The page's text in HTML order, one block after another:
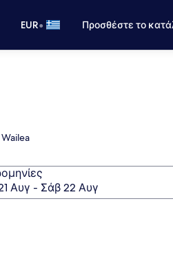
EUR• Προσθέστε το